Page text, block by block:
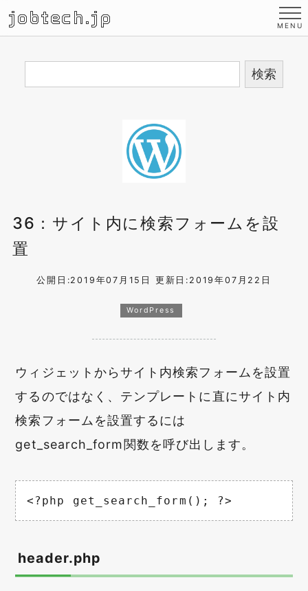
jobtech.jp
36：サイト内に検索フォームを設
置
公開日:2019年07月15日 更新日:2019年07月22日
WordPress
ウィジェットからサイト内検索フォームを設置
するのではなく、テンプレートに直にサイト内
検索フォームを設置するには
get_search_form関数を呼び出します。
<?php get_search_form(); ?>
header.php